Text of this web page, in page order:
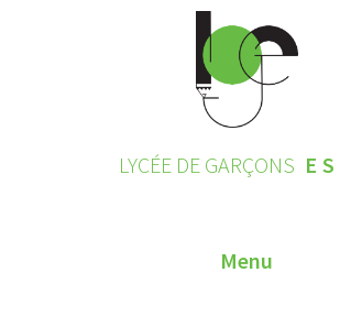
LYCÉE DE GARÇONS
Menu